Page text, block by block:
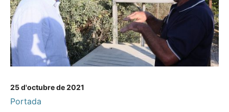
25 d'octubre de 2021
Portada